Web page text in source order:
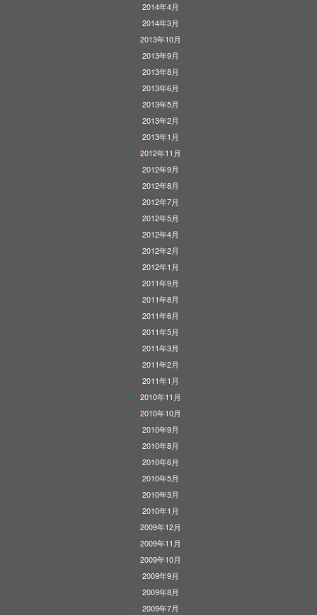
2014年4月
2014年3月
2013年10月
2013年9月
2013年8月
2013年6月
2013年5月
2013年2月
2013年1月
2012年11月
2012年9月
2012年8月
2012年7月
2012年5月
2012年4月
2012年2月
2012年1月
2011年9月
2011年8月
2011年6月
2011年5月
2011年3月
2011年2月
2011年1月
2010年11月
2010年10月
2010年9月
2010年8月
2010年6月
2010年5月
2010年3月
2010年1月
2009年12月
2009年11月
2009年10月
2009年9月
2009年8月
2009年7月